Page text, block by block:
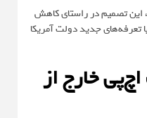
این تصمیم در راستای کاهش
تعرفه‌های جدید دولت آمریکا
خارج از